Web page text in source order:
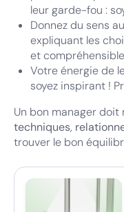
leur garde-fou :
Donnez du sens
expliquant les
et
Votre énergie de
soyez inspirant !
Un bon manager
techniques,
trouver le bon